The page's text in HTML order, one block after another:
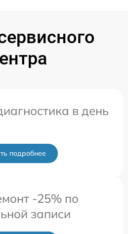
в день
подробнее
-25% по
записи